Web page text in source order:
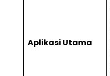
Aplikasi Utama